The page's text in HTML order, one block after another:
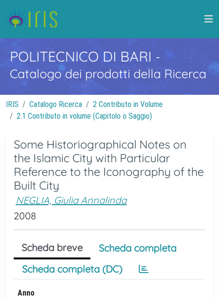
POLITECNICO DI BARI -
Catalogo dei prodotti della Ricerca
IRIS Catalogo Ricerca
2 Contributo in Volume
2.1 Contributo in volume (Capitolo o Saggio)
Some Historiographical Notes on
the Islamic City with Particular
Reference to the Iconography of the
Built City
NEGLIA, Giulia Annalinda
2008
Scheda breve
Scheda completa
Scheda completa (DC)
Anno